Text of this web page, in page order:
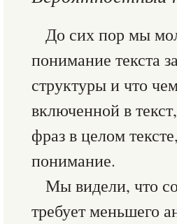
До сих пор мы
понимание текста
структуры и что
включенной в
фраз в целом
понимание.
Мы видели, что
требует меньшего